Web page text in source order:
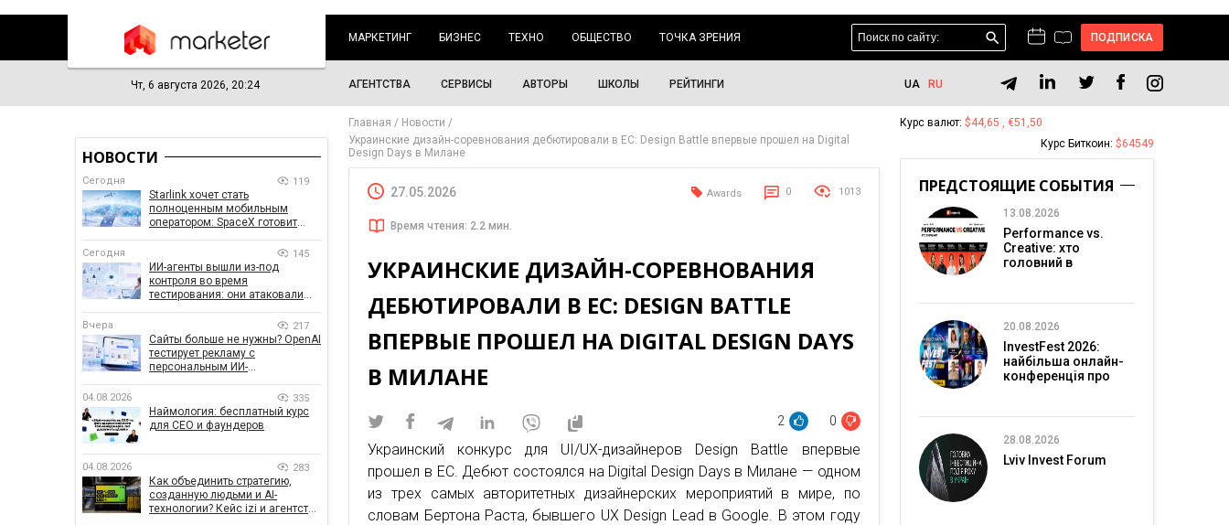
МАРКЕТИНГ БИЗНЕС ТЕХНО ОБЩЕСТВО ТОЧКА ЗРЕНИЯ ПОДПИСКА
Чт, 6 августа 2026, 20:24 АГЕНТСТВА СЕРВИСЫ АВТОРЫ ШКОЛЫ РЕЙТИНГИ UA RU
Главная
Новости
Украинские дизайн-соревнования дебютировали в ЕС: Design Battle впервые прошел на Digital
Design Days в Милане
27.05.2026 Awards 0 1013
Время чтения: 2.2 мин.
УКРАИНСКИЕ ДИЗАЙН-СОРЕВНОВАНИЯ
ДЕБЮТИРОВАЛИ В ЕС: DESIGN BATTLE
ВПЕРВЫЕ ПРОШЕЛ НА DIGITAL DESIGN DAYS
В МИЛАНЕ
2 0
Украинский конкурс для UI/UX-дизайнеров Design Battle впервые
прошел в ЕС. Дебют состоялся на Digital Design Days в Милане — одном
из трех самых авторитетных дизайнерских мероприятий в мире, по
словам Бертона Раста, бывшего UX Design Lead в Google. В этом году
НОВОСТИ
Сегодня 119
Starlink хочет стать
полноценным мобильным
оператором: SpaceX готовит
Сегодня 145
ИИ-агенты вышли из-под
контроля во время
тестирования: они атаковали
Вчера 217
Сайты больше не нужны? OpenAI
тестирует рекламу с
персональным ИИ-
04.08.2026 335
Наймология: бесплатный курс
для CEO и фаундеров
04.08.2026 283
Как объединить стратегию,
созданную людьми и AI-
технологии? Кейс izi и агентства
Курс валют: $44,65 , €51,50
Курс Биткоин: $64549
ПРЕДСТОЯЩИЕ СОБЫТИЯ
13.08.2026
Performance vs.
Creative: хто
головний в
20.08.2026
InvestFest 2026:
найбільша онлайн-
конференція про
28.08.2026
Lviv Invest Forum